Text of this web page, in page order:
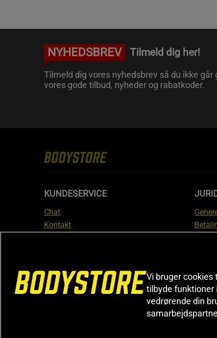
NYHEDSBREV Tilmeld dig her!
Tilmeld dig vores nyhedsbrev så du ikke går
vores gode tilbud, nyheder og rabatkoder.
KUNDESERVICE
Chat
Kontakt
FAQ
Vi bruger cookies
tilbyde funktioner
vedrørende din